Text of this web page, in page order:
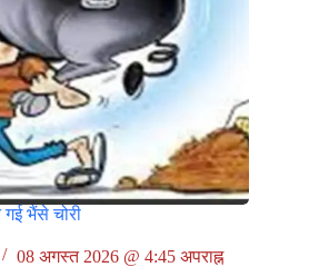
गई भैंसे चोरी
08 अगस्त 2026 @ 4:45 अपराह्न